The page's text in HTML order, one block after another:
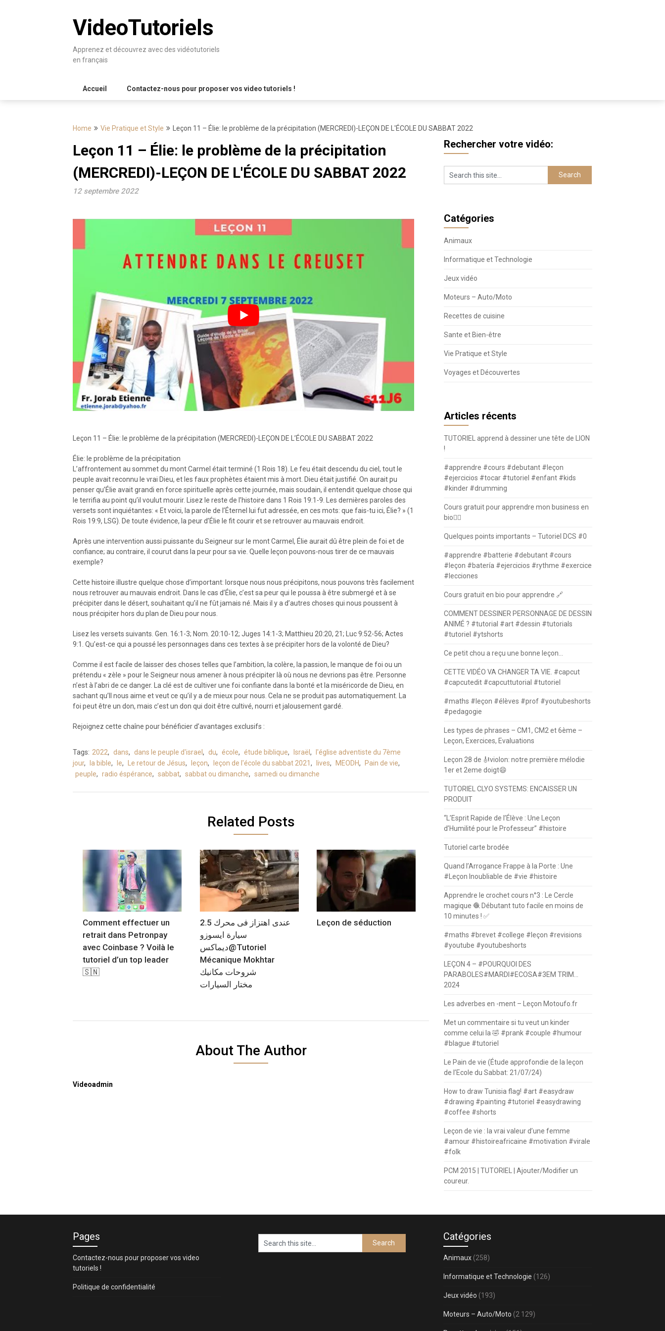
VideoTutoriels
Apprenez et découvrez avec des vidéotutoriels
en français
Accueil Contactez-nous pour proposer vos video tutoriels !
Home Vie Pratique et Style Leçon 11 – Élie: le problème de la précipitation (MERCREDI)-LEÇON DE L'ÉCOLE DU SABBAT 2022
Leçon 11 – Élie: le problème de la précipitation
(MERCREDI)-LEÇON DE L'ÉCOLE DU SABBAT 2022
12 septembre 2022
Leçon 11 – Élie: le problème de la précipitation (MERCREDI)-LEÇON DE L’ÉCOLE DU SABBAT 2022
Élie: le problème de la précipitation
L’affrontement au sommet du mont Carmel était terminé (1 Rois 18). Le feu était descendu du ciel, tout le
peuple avait reconnu le vrai Dieu, et les faux prophètes étaient mis à mort. Dieu était justifié. On aurait pu
penser qu’Élie avait grandi en force spirituelle après cette journée, mais soudain, il entendit quelque chose qui
le terrifia au point qu’il voulut mourir. Lisez le reste de l’histoire dans 1 Rois 19:1-9. Les dernières paroles des
versets sont inquiétantes: « Et voici, la parole de l’Éternel lui fut adressée, en ces mots: que fais-tu ici, Élie? » (1
Rois 19:9, LSG). De toute évidence, la peur d’Élie le fit courir et se retrouver au mauvais endroit.
Après une intervention aussi puissante du Seigneur sur le mont Carmel, Élie aurait dû être plein de foi et de
confiance; au contraire, il courut dans la peur pour sa vie. Quelle leçon pouvons-nous tirer de ce mauvais
exemple?
Cette histoire illustre quelque chose d’important: lorsque nous nous précipitons, nous pouvons très facilement
nous retrouver au mauvais endroit. Dans le cas d’Élie, c’est sa peur qui le poussa à être submergé et à se
précipiter dans le désert, souhaitant qu’il ne fût jamais né. Mais il y a d’autres choses qui nous poussent à
nous précipiter hors du plan de Dieu pour nous.
Lisez les versets suivants. Gen. 16:1-3; Nom. 20:10-12; Juges 14:1-3; Matthieu 20:20, 21; Luc 9:52-56; Actes
9:1. Qu’est-ce qui a poussé les personnages dans ces textes à se précipiter hors de la volonté de Dieu?
Comme il est facile de laisser des choses telles que l’ambition, la colère, la passion, le manque de foi ou un
prétendu « zèle » pour le Seigneur nous amener à nous précipiter là où nous ne devrions pas être. Personne
n’est à l’abri de ce danger. La clé est de cultiver une foi confiante dans la bonté et la miséricorde de Dieu, en
sachant qu’Il nous aime et veut ce qu’il y a de mieux pour nous. Cela ne se produit pas automatiquement. La
foi peut être un don, mais c’est un don qui doit être cultivé, nourri et jalousement gardé.
Rejoignez cette chaîne pour bénéficier d’avantages exclusifs :
Tags: 2022, dans, dans le peuple d'israel , du, école, étude biblique, Israël ,
l'église adventiste du 7ème
jour, la bible, le, Le retour de Jésus, leçon, leçon de l'école du sabbat 2021 , lives, MEODH, Pain de vie,
peuple, radio éspérance, sabbat, sabbat ou dimanche, samedi ou dimanche
Related Posts
Comment effectuer un
retrait dans Petronpay
avec Coinbase ? Voilà le
tutoriel d’un top leader
🇸🇳
عندى اهتزاز فى محرك 2.5
سيارة ايسوزو
ديماكس@Tutoriel
Mécanique Mokhtar
شروحات مكانيك
مختار السيارات
Leçon de séduction
About The Author
Videoadmin
Rechercher votre vidéo:
Catégories
Animaux
Informatique et Technologie
Jeux vidéo
Moteurs – Auto/Moto
Recettes de cuisine
Sante et Bien-être
Vie Pratique et Style
Voyages et Découvertes
Articles récents
TUTORIEL apprend à dessiner une tête de LION
!
#apprendre #cours #debutant #leçon
#ejercicios #tocar #tutoriel #enfant #kids
#kinder #drumming
Cours gratuit pour apprendre mon business en
bio⛓️‍💥
Quelques points importants – Tutoriel DCS #0
#apprendre #batterie #debutant #cours
#leçon #batería #ejercicios #rythme #exercice
#lecciones
Cours gratuit en bio pour apprendre 🔗
COMMENT DESSINER PERSONNAGE DE DESSIN
ANIMÉ ? #tutorial #art #dessin #tutorials
#tutoriel #ytshorts
Ce petit chou a reçu une bonne leçon…
CETTE VIDÉO VA CHANGER TA VIE. #capcut
#capcutedit #capcuttutorial #tutoriel
#maths #leçon #élèves #prof #youtubeshorts
#pedagogie
Les types de phrases – CM1, CM2 et 6ème –
Leçon, Exercices, Evaluations
Leçon 28 de 🎻violon: notre première mélodie
1er et 2eme doigt😄
TUTORIEL CLYO SYSTEMS: ENCAISSER UN
PRODUIT
“L’Esprit Rapide de l’Élève : Une Leçon
d’Humilité pour le Professeur” #histoire
Tutoriel carte brodée
Quand l’Arrogance Frappe à la Porte : Une
#Leçon Inoubliable de #vie #histoire
Apprendre le crochet cours n°3 : Le Cercle
magique 🧶 Débutant tuto facile en moins de
10 minutes ! ✅
#maths #brevet #college #leçon #revisions
#youtube #youtubeshorts
LEÇON 4 – #POURQUOI DES
PARABOLES#MARDI#ECOSA#3EM TRIM…
2024
Les adverbes en -ment – Leçon Motoufo.fr
Met un commentaire si tu veut un kinder
comme celui la 🤣 #prank #couple #humour
#blague #tutoriel
Le Pain de vie (Étude approfondie de la leçon
de l’Ecole du Sabbat: 21/07/24)
How to draw Tunisia flag! #art #easydraw
#drawing #painting #tutoriel #easydrawing
#coffee #shorts
Leçon de vie : la vrai valeur d’une femme
#amour #histoireafricaine #motivation #virale
#folk
PCM 2015 | TUTORIEL | Ajouter/Modifier un
coureur.
Pages
Contactez-nous pour proposer vos video
tutoriels !
Politique de confidentialité
Catégories
Animaux (258)
Informatique et Technologie (126)
Jeux vidéo (193)
Moteurs – Auto/Moto (2 129)